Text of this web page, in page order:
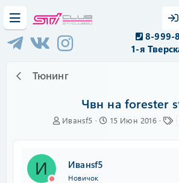
8-999-
1-я
Тюнинг
Чвн на forester
А
Иванsf5
Д
15 Июн 2016
И Иванsf5
Новичок